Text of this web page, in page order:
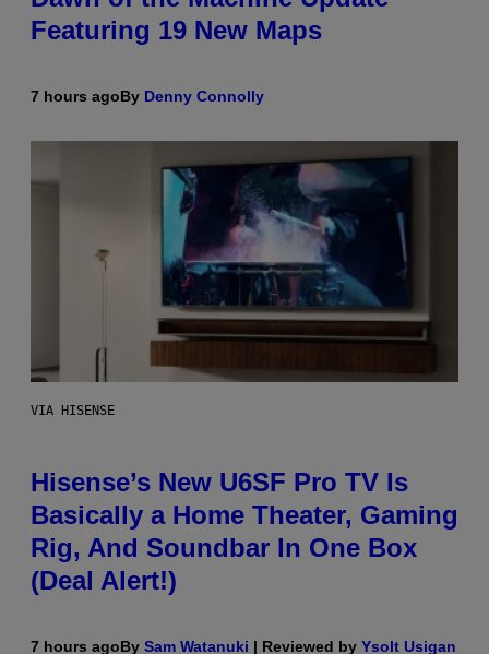
Featuring 19 New Maps
7 hours agoBy Denny Connolly
VIA HISENSE
Hisense’s New U6SF Pro TV Is
Basically a Home Theater, Gaming
Rig, And Soundbar In One Box
(Deal Alert!)
7 hours agoBy Sam Watanuki | Reviewed by Ysolt Usigan